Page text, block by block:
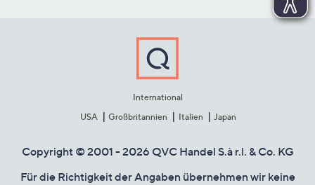
International
USA
Großbritannien Italien Japan
Copyright © 2001 - 2026 QVC Handel S.à r.l. & Co. KG
Für die Richtigkeit der Angaben übernehmen wir keine